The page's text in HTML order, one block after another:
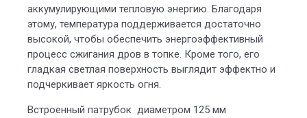
аккумулирующими тепловую энергию. Благодаря
этому, температура поддерживается достаточно
высокой, чтобы обеспечить энергоэффективный
процесс сжигания дров в топке. Кроме того, его
гладкая светлая поверхность выглядит эффектно и
подчеркивает яркость огня.
Встроенный патрубок диаметром 125 мм